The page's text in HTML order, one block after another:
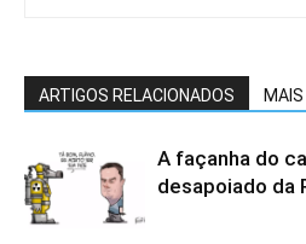
ARTIGOS RELACIONADOS
A façanha do
desapoiado da